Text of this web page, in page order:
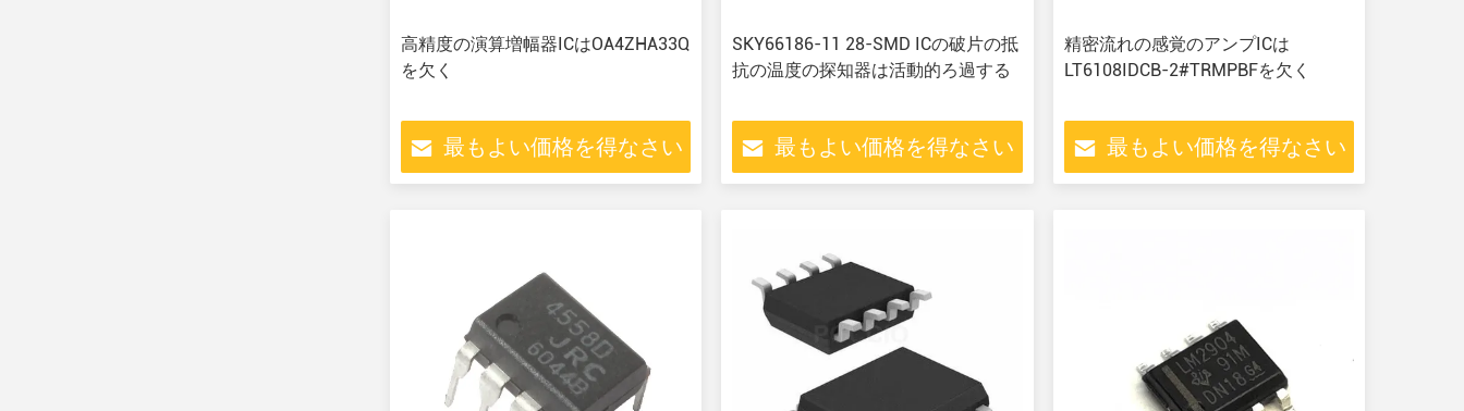
高精度の演算増幅器ICはOA4ZHA33Q
を欠く
最もよい価格を得なさい
SKY66186-11 28-SMD ICの破片の抵
抗の温度の探知器は活動的ろ過する
最もよい価格を得なさい
精密流れの感覚のアンプICは
LT6108IDCB-2#TRMPBFを欠く
最もよい価格を得なさい